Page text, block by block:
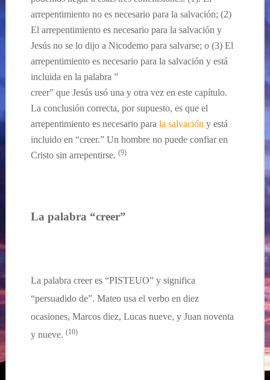
arrepentimiento no es necesario para la salvación; (2)
El arrepentimiento es necesario para la salvación y
Jesús no se lo dijo a Nicodemo para salvarse; o (3) El
arrepentimiento es necesario para la salvación y está
incluida en la palabra ”
creer” que Jesús usó una y otra vez en este capítulo.
La conclusión correcta, por supuesto, es que el
arrepentimiento es necesario para la salvación y está
incluido en “creer.” Un hombre no puede confiar en
Cristo sin arrepentirse. (9)
La palabra “creer”
La palabra creer es “PISTEUO” y significa
“persuadido de”. Mateo usa el verbo en diez
ocasiones, Marcos diez, Lucas nueve, y Juan noventa
y nueve. (10)